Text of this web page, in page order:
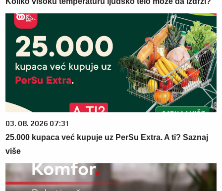
03. 08. 2026 07:31
25.000 kupaca već kupuje uz PerSu Extra. A ti? Saznaj
više